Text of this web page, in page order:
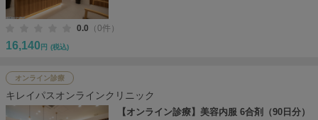
0.0 （0件）
16,140 円 (税込)
オンライン診療
キレイパスオンラインクリニック
【オンライン診療】美容内服 6合剤（90日分）